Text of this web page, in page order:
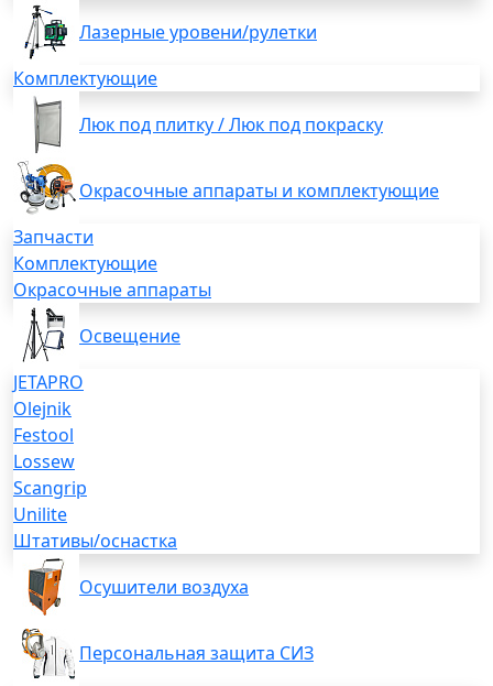
Лазерные уровени/рулетки
Комплектующие
Люк под плитку / Люк под покраску
Окрасочные аппараты и комплектующие
Запчасти
Комплектующие
Окрасочные аппараты
Освещение
JETAPRO
Olejnik
Festool
Lossew
Scangrip
Unilite
Штативы/оснастка
Осушители воздуха
Персональная защита СИЗ